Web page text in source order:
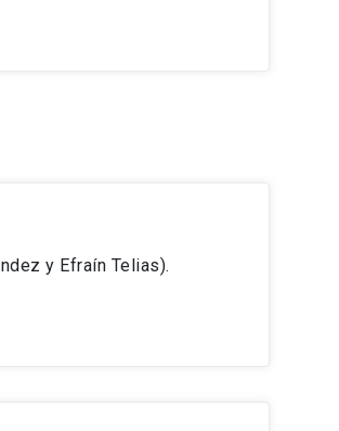
y Efraín Telias).